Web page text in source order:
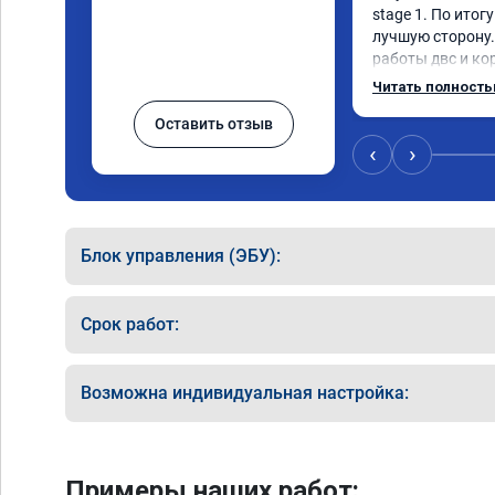
Оставить отзыв
stage 1. По
лучшую
работы двс и
всем диапазоне.
результат
денег. Знал бы,
Читать
‹ ›
Блок управления (ЭБУ):
Срок работ:
Возможна индивидуальная настройка: